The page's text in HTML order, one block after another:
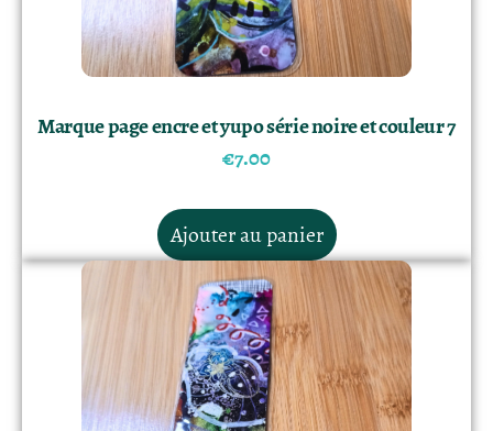
Marque page encre et yupo série noire et couleur 7
€7.00
Ajouter au panier